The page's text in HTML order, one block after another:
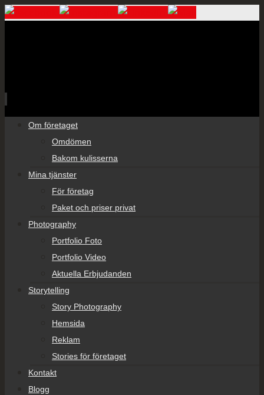
Om företaget
Omdömen
Bakom kulisserna
Mina tjänster
För företag
Paket och priser privat
Photography
Portfolio Foto
Portfolio Video
Aktuella Erbjudanden
Storytelling
Story Photography
Hemsida
Reklam
Stories för företaget
Kontakt
Blogg